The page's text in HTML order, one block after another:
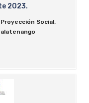
2023.
Social,